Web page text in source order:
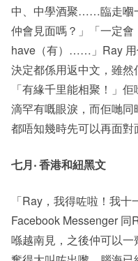
中、中學酒聚……臨走嗰
仲會見面嗎？」「一定會
have（有）……」Ray 用
決定都係用返中文，雖
「有緣千里能相聚！」
滴罕有嘅眼淚，而佢哋同
都唔知幾時先可以再面對
七月‧ 香港和紐黑文
「Ray，我得咗啦！我
Facebook Messenger 同
喺越南見，之後仲可以